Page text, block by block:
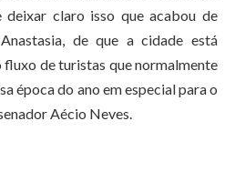
deixar claro isso que acabou de
de que a cidade está
de turistas que normalmente
época do ano em especial para o
Aécio Neves.